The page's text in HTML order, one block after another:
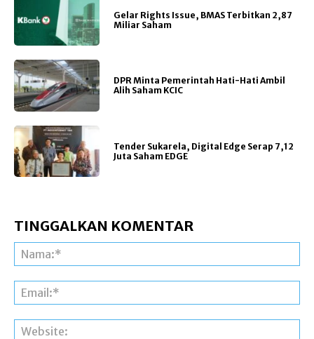
Gelar Rights Issue, BMAS Terbitkan 2,87
Miliar Saham
DPR Minta Pemerintah Hati-Hati Ambil
Alih Saham KCIC
Tender Sukarela, Digital Edge Serap 7,12
Juta Saham EDGE
TINGGALKAN KOMENTAR